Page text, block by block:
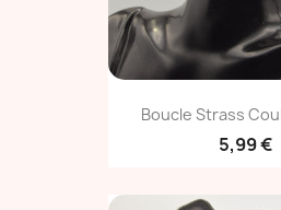
Boucle Strass
5,99 €